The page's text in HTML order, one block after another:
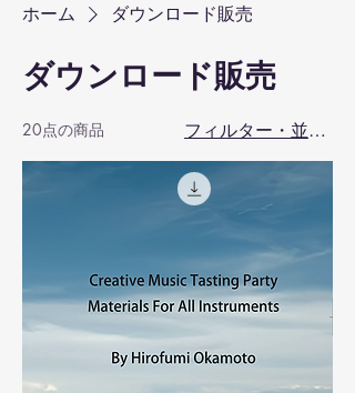
ホーム ダウンロード販売
ダウンロード販売
20点の商品 フィルター・並び替え